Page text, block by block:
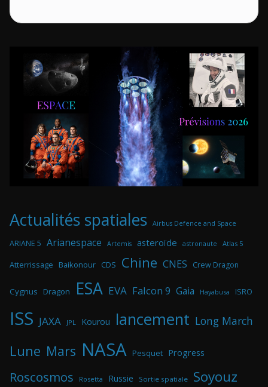
Actualités spatiales Airbus Defence and Space
ARIANE 5 Arianespace Artemis asteroïde astronaute Atlas 5
Atterrissage Baikonour CDS Chine CNES Crew Dragon
Cygnus Dragon ESA EVA Falcon 9 Gaia Hayabusa ISRO
ISS JAXA JPL Kourou lancement Long March
Lune Mars NASA Pesquet Progress
Roscosmos Rosetta Russie Sortie spatiale Soyouz